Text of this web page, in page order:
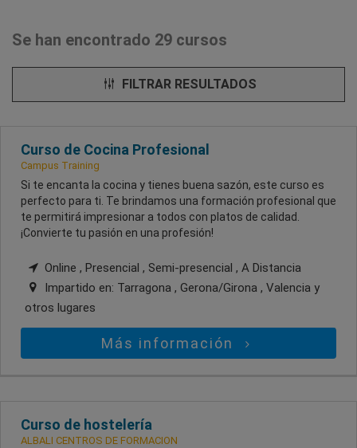
Se han encontrado 29 cursos
FILTRAR RESULTADOS
Curso de Cocina Profesional
Campus Training
Si te encanta la cocina y tienes buena sazón, este curso es
perfecto para ti. Te brindamos una formación profesional que
te permitirá impresionar a todos con platos de calidad.
¡Convierte tu pasión en una profesión!
Online , Presencial , Semi-presencial , A Distancia
Impartido en: Tarragona , Gerona/Girona , Valencia y
otros lugares
Más información
Curso de hostelería
ALBALI CENTROS DE FORMACION